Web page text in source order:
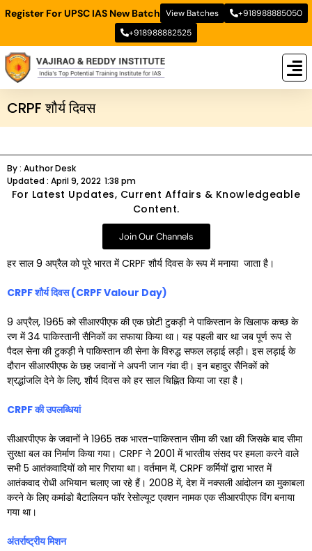
Register For UPSC IAS New Batch View Batches
+918988885050
+918988882525
CRPF शौर्य दिवस
By : Author Desk
Updated : April 9, 2022 1:38 pm
For Latest Updates, Current Affairs & Knowledgeable
Content.
Join Our Channels
हर साल 9 अप्रैल को पूरे भारत में CRPF शौर्य दिवस के रूप में मनाया जाता है।
CRPFशौर्य दिवस (CRPF Valour Day)
9 अप्रैल, 1965 को सीआरपीएफ की एक छोटी टुकड़ी ने पाकिस्तान के खिलाफ कच्छ के
रण में 34 पाकिस्तानी सैनिकों का सफाया किया था। यह पहली बार था जब पूर्ण रूप से
पैदल सेना की टुकड़ी ने पाकिस्तान की सेना के विरुद्ध सफल लड़ाई लड़ी। इस लड़ाई के
दौरान सीआरपीएफ के छह जवानों ने अपनी जान गंवा दी। इन बहादुर सैनिकों को
श्रद्धांजलि देने के लिए, शौर्य दिवस को हर साल चिह्नित किया जा रहा है।
CRPFकी उपलब्धियां
सीआरपीएफ के जवानों ने 1965 तक भारत-पाकिस्तान सीमा की रक्षा की जिसके बाद सीमा
सुरक्षा बल का निर्माण किया गया। CRPF ने 2001 में भारतीय संसद पर हमला करने वाले
सभी 5 आतंकवादियों को मार गिराया था। वर्तमान में, CRPF कर्मियों द्वारा भारत में
आतंकवाद रोधी अभियान चलाए जा रहे हैं। 2008 में, देश में नक्सली आंदोलन का मुकाबला
करने के लिए कमांडो बैटालियन फॉर रेसोल्यूट एक्शन नामक एक सीआरपीएफ विंग बनाया
गया था।
अंतर्राष्ट्रीय मिशन